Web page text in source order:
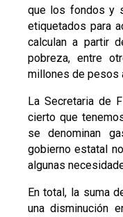
que los fondos y
etiquetados para
calculan a partir
pobreza, entre
millones de pesos
La Secretaria de
cierto que
se denominan
gobierno estatal
algunas
En total, la suma
una disminución